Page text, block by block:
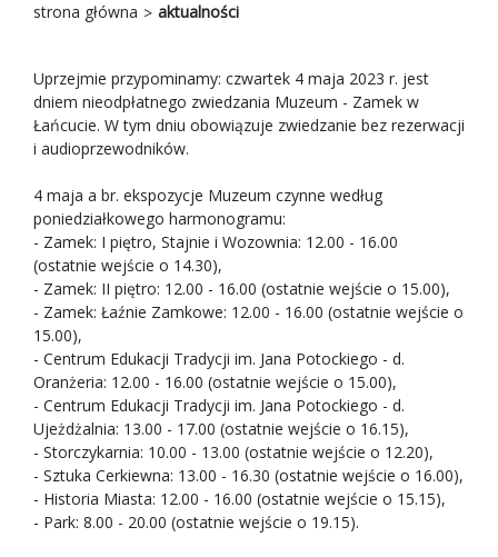
strona główna aktualności
Uprzejmie przypominamy: czwartek 4 maja 2023 r. jest
dniem nieodpłatnego zwiedzania Muzeum - Zamek w
Łańcucie. W tym dniu obowiązuje zwiedzanie bez rezerwacji
i audioprzewodników.
4 maja a br. ekspozycje Muzeum czynne według
poniedziałkowego harmonogramu:
- Zamek: I piętro, Stajnie i Wozownia: 12.00 - 16.00
(ostatnie wejście o 14.30),
- Zamek: II piętro: 12.00 - 16.00 (ostatnie wejście o 15.00),
- Zamek: Łaźnie Zamkowe: 12.00 - 16.00 (ostatnie wejście o
15.00),
- Centrum Edukacji Tradycji im. Jana Potockiego - d.
Oranżeria: 12.00 - 16.00 (ostatnie wejście o 15.00),
- Centrum Edukacji Tradycji im. Jana Potockiego - d.
Ujeżdżalnia: 13.00 - 17.00 (ostatnie wejście o 16.15),
- Storczykarnia: 10.00 - 13.00 (ostatnie wejście o 12.20),
- Sztuka Cerkiewna: 13.00 - 16.30 (ostatnie wejście o 16.00),
- Historia Miasta: 12.00 - 16.00 (ostatnie wejście o 15.15),
- Park: 8.00 - 20.00 (ostatnie wejście o 19.15).